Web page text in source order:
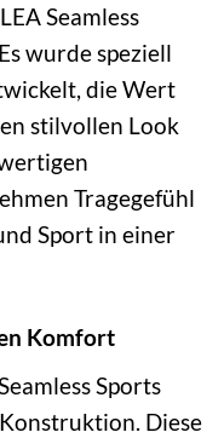
Seamless
wurde speziell
die Wert
stilvollen Look
Tragegefühl
Sport in einer
Komfort
Sports
Diese